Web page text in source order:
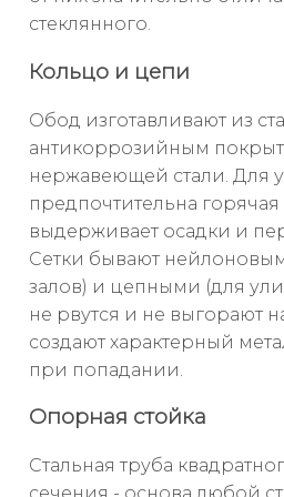
стеклянного.
Кольцо и цепи
Обод изготавливают из
антикоррозийным
нержавеющей стали. Для
предпочтительна
выдерживает осадки и
Сетки бывают
залов) и цепными (для
не рвутся и не выгорают
создают характерный
при попадании.
Опорная стойка
Стальная труба